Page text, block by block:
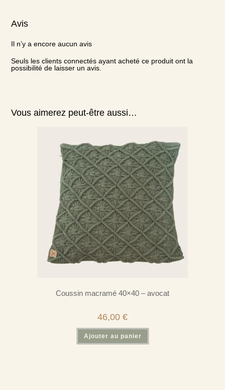
Avis
Il n’y a encore aucun avis
Seuls les clients connectés ayant acheté ce produit ont la
possibilité de laisser un avis.
Vous aimerez peut-être aussi…
Coussin macramé 40×40 – avocat
46,00 €
Ajouter au panier